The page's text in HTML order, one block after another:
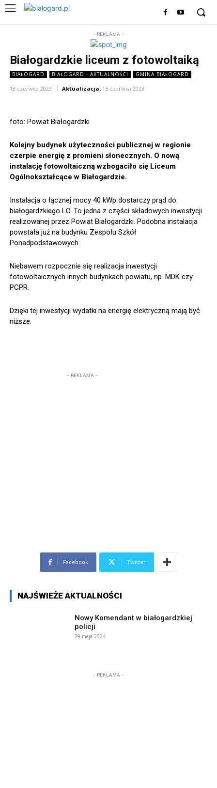
- REKLAMA -
Białogardzkie liceum z fotowoltaiką
BIAŁOGARD BIAŁOGARD - AKTUALNOŚCI GMINA BIAŁOGARD
13 czerwca 2023 Aktualizacja: 15 czerwca 2023
foto: Powiat Białogardzki
Kolejny budynek użyteczności publicznej w regionie
czerpie energię z promieni słonecznych. O nową
instalację fotowoltaiczną wzbogaciło się Liceum
Ogólnokształcące w Białogardzie.
Instalacja o łącznej mocy 40 kWp dostarczy prąd do
białogardzkiego LO. To jedna z części składowych inwestycji
realizowanej przez Powiat Białogardzki. Podobna instalacja
powstała już na budynku Zespołu Szkół
Ponadpodstawowych.
Niebawem rozpocznie się realizacja inwestycji
fotowoltaicznych innych budynkach powiatu, np. MDK czy
PCPR.
Dzięki tej inwestycji wydatki na energię elektryczną mają być
niższe.
- REKLAMA -
Facebook Twitter
NAJŚWIEŻE AKTUALNOŚCI
Nowy Komendant w białogardzkiej
policji
29 maja 2024
- REKLAMA -